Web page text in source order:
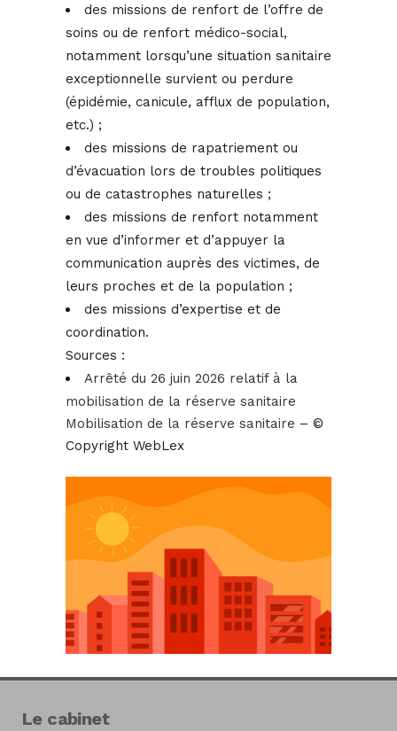
des missions de renfort de l’offre de
soins ou de renfort médico-social,
notamment lorsqu’une situation sanitaire
exceptionnelle survient ou perdure
(épidémie, canicule, afflux de population,
etc.) ;
des missions de rapatriement ou
d’évacuation lors de troubles politiques
ou de catastrophes naturelles ;
des missions de renfort notamment
en vue d’informer et d’appuyer la
communication auprès des victimes, de
leurs proches et de la population ;
des missions d’expertise et de
coordination.
Sources :
Arrêté du 26 juin 2026 relatif à la
mobilisation de la réserve sanitaire
Mobilisation de la réserve sanitaire – ©
Copyright WebLex
Le cabinet